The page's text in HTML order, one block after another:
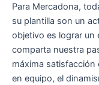
Para Mercadona,
su plantilla son un
objetivo es lograr un
comparta nuestra
máxima satisfacción
en equipo, el